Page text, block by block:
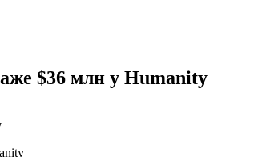
$36 млн у Humanity